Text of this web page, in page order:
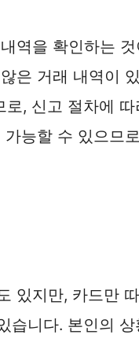
역을 확인하는
은 거래 내역이
, 신고 절차에
능할 수 있으므
있지만, 카드만
니다. 본인의